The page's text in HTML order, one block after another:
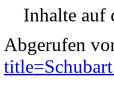
Inhalte auf
Abgerufen